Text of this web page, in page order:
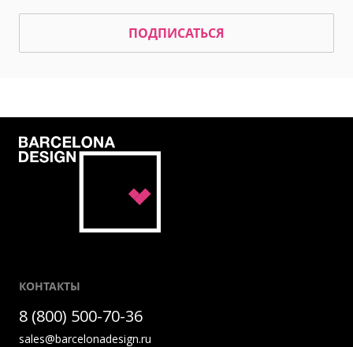
ПОДПИСАТЬСЯ
КОНТАКТЫ
8 (800) 500-70-36
sales@barcelonadesign.ru